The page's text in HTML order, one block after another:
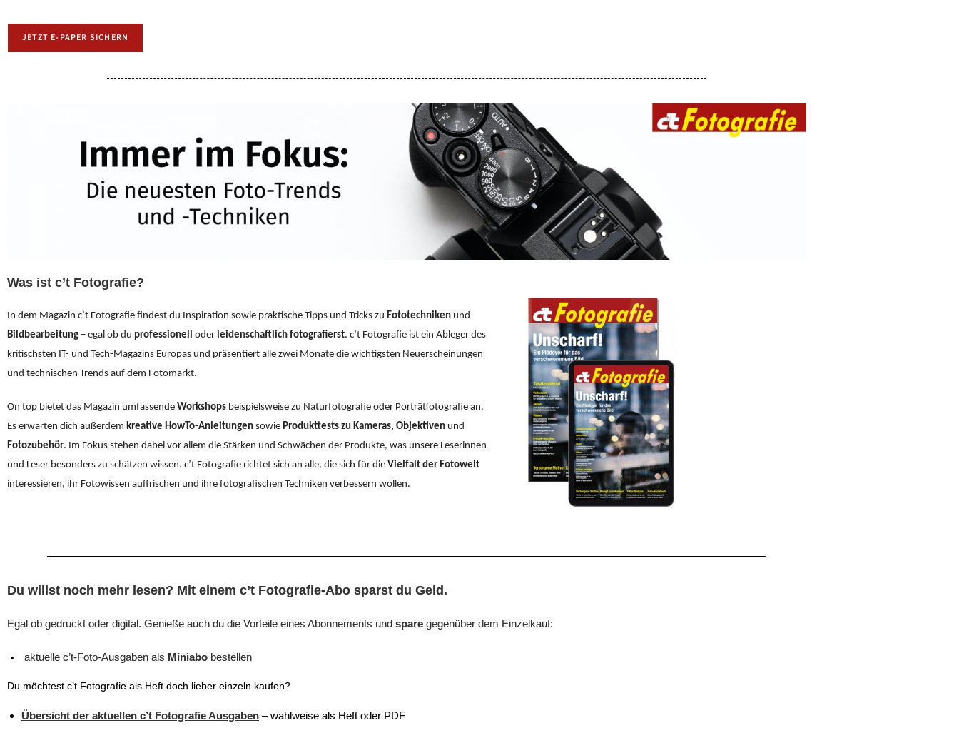
Was ist c’t Fotografie?
In dem Magazin c’t Fotografie findest du Inspiration sowie praktische Tipps und Tricks zu Fototechniken und
Bildbearbeitung – egal ob du professionell oder leidenschaftlich fotografierst. c’t Fotografie ist ein Ableger des
kritischsten IT- und Tech-Magazins Europas und präsentiert alle zwei Monate die wichtigsten Neuerscheinungen
und technischen Trends auf dem Fotomarkt.
On top bietet das Magazin umfassende Workshops beispielsweise zu Naturfotografie oder Porträtfotografie an.
Es erwarten dich außerdem kreative HowTo-Anleitungen sowie Produkttests zu Kameras, Objektiven und
Fotozubehör. Im Fokus stehen dabei vor allem die Stärken und Schwächen der Produkte, was unsere Leserinnen
und Leser besonders zu schätzen wissen. c’t Fotografie richtet sich an alle, die sich für die Vielfalt der Fotowelt
interessieren, ihr Fotowissen auffrischen und ihre fotografischen Techniken verbessern wollen.
Du willst noch mehr lesen? Mit einem c’t Fotografie-Abo sparst du Geld.
Egal ob gedruckt oder digital. Genieße auch du die Vorteile eines Abonnements und spare gegenüber dem Einzelkauf:
aktuelle c’t-Foto-Ausgaben als Miniabo bestellen
Du möchtest c’t Fotografie als Heft doch lieber einzeln kaufen?
Übersicht der aktuellen c’t Fotografie Ausgaben – wahlweise als Heft oder PDF